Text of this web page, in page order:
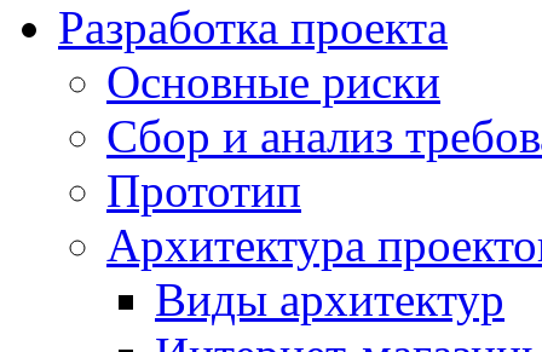
Разработка проекта
Основные риски
Сбор и анализ
Прототип
Архитектура
Виды архитектур